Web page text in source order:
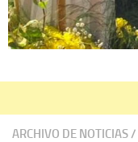
ARCHIVO DE NOTICIAS/